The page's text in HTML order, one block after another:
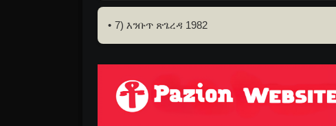
7) እንቡጥ ጽጌረዳ 1982